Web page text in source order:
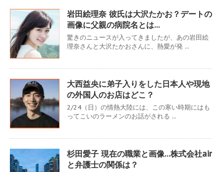
岩田絵理奈 彼氏は大沢たかお？デートの
画像に父親の病院名とは…
驚きのニュースが入ってきましたが、あの岩田絵
理奈さんと大沢たかおさんに、熱愛が発 ...
大西益央に弟子入りをした日本人や現地
の外国人のお店はどこ？
2/24（日）の情熱大陸には、この寒い時期にはも
ってこいのラーメンのお話がされる ...
杉田愛子 現在の職業と画像…株式会社air
と弁護士の関係は？